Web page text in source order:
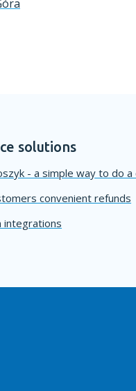
solutions
- a simple way to do a
convenient refunds
integrations